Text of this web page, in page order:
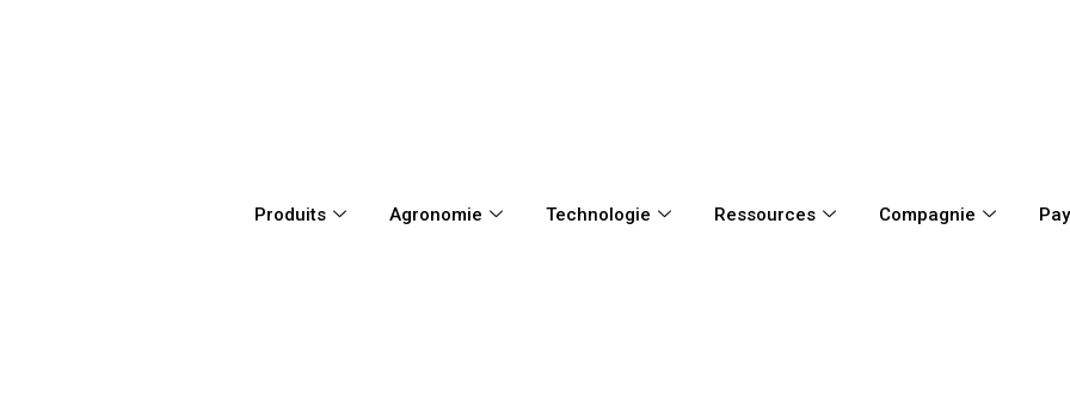
Produits Agronomie Technologie Ressources Compagnie